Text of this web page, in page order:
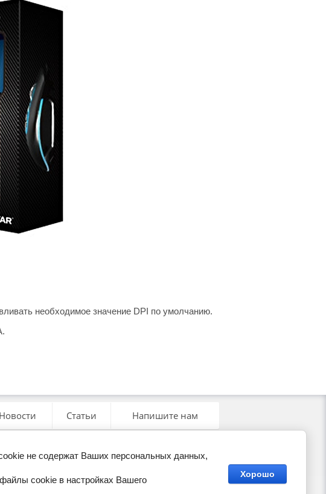
необходимое значение DPI по умолчанию.
Новости Статьи Напишите нам
не содержат Ваших персональных данных,
cookie в настройках Вашего
Хорошо